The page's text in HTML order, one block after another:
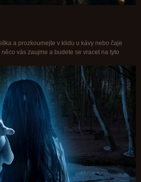
a prozkoumejte v klidu u kávy nebo čaje
vás zaujme a budete se vracet na tyto